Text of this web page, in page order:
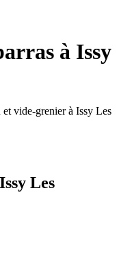
à Issy
et vide-grenier à Issy Les
Issy Les